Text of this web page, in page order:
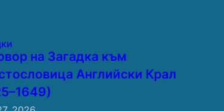
на Загадка към
Английски Крал